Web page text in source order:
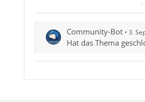
Community-Bot 3.
Hat das Thema